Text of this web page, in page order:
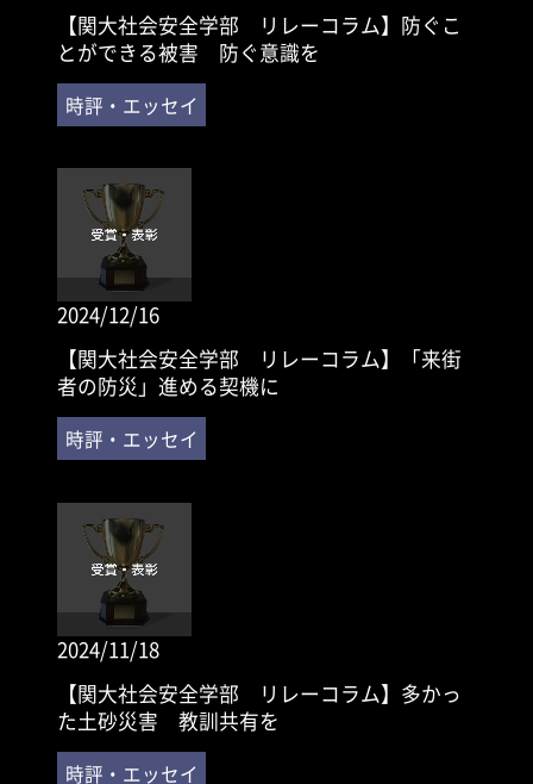
【関大社会安全学部 リレーコラム】防ぐこ
とができる被害 防ぐ意識を
2024/12/16
【関大社会安全学部 リレーコラム】「来街
者の防災」進める契機に
2024/11/18
【関大社会安全学部 リレーコラム】多かっ
た土砂災害 教訓共有を